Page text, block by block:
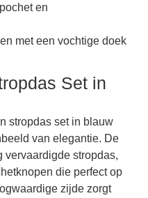
en
met een vochtige doek
Set in
stropdas set in blauw
van elegantie. De
vervaardigde stropdas,
die perfect op
zijde zorgt